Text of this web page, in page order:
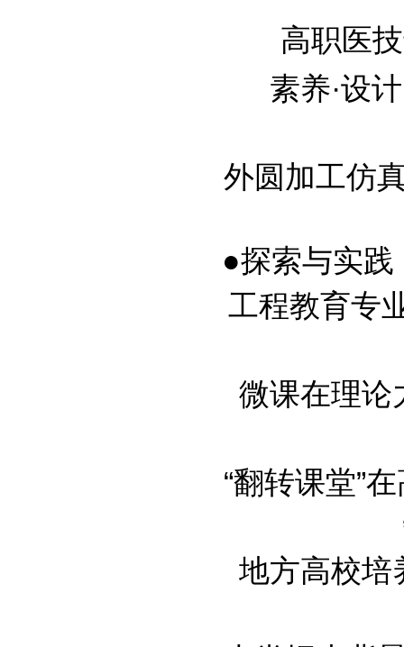
高职医
素养·设
外圆加工仿
●探索与实践
工程教育专
微课在理论
“翻转课堂”
地方高校培